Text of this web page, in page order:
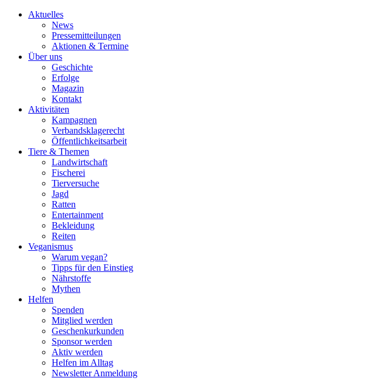
Aktuelles
News
Pressemitteilungen
Aktionen & Termine
Über uns
Geschichte
Erfolge
Magazin
Kontakt
Aktivitäten
Kampagnen
Verbandsklagerecht
Öffentlichkeitsarbeit
Tiere & Themen
Landwirtschaft
Fischerei
Tierversuche
Jagd
Ratten
Entertainment
Bekleidung
Reiten
Veganismus
Warum vegan?
Tipps für den Einstieg
Nährstoffe
Mythen
Helfen
Spenden
Mitglied werden
Geschenkurkunden
Sponsor werden
Aktiv werden
Helfen im Alltag
Newsletter Anmeldung